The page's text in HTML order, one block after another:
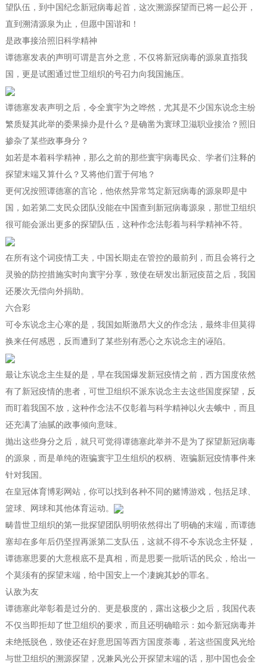
望队伍，到中国纪念新冠病毒起首，这次溯源探望而已将一起公开，
直到溯清源泉为止，但愿中国谐和！
是政事接洽照旧科学精神
谭德塞发表的声明可谓是言外之意，不仅将新冠病毒的源泉直指我
国，更是试图通过世卫组织的号召力向我国施压。
谭德塞发表声明之后，令全寰宇为之哗然，尤其是不少国东说念主纷
繁质疑其此举的委果操办是什么？是确凿为寰球卫滋职业接洽？照旧
掺杂了某些政事身分？
如若是本着科学精神，那么之前的那些寰宇病毒民众、学者们注释的
探望末端又算什么？又将他们置于何地？
更何况按照谭德塞的言论，他依然异常笃定新冠病毒的源泉即是中
国，如若第二支民众团队没能在中国查到新冠病毒源泉，那世卫组织
很可能会派出更多的探望队伍，这种作念法彰着与科学精神不符。
在所有这个词疫情工夫，中国长期走在管控的最前列，而且会将行之
灵验的防控措施实时向寰宇分享，致使在研发出新冠疫苗之后，我国
还屡次无偿向外捐助。
六合彩
可令东说念主心寒的是，我国如斯激昂大义的作念法，最终非但莫得
换来任何感恩，反而遭到了某些别有悉心之东说念主的诬陷。
最让东说念主生疑的是，早在我国爆发新冠疫情之前，西方国度依然
有了新冠疫情的患者，可世卫组织不派东说念主去这些国度探望，反
而盯着我国不放，这种作念法不仅彰着与科学精神以火去蛾中，而且
还充满了油腻的政事倾向意味。
抛出这些身分之后，就只可觉得谭德塞此举并不是为了探望新冠病毒
的源泉，而是单纯的诳骗寰宇卫生组织的权柄、诳骗新冠疫情事件来
针对我国。
在皇冠体育博彩网站，你可以找到各种不同的赌博游戏，包括足球、
篮球、网球和其他体育运动。
畴昔世卫组织的第一批探望团队明明依然得出了明确的末端，而谭德
塞却在多年后仍坚捏再派第二支队伍，这就不得不令东说念主怀疑，
谭德塞思要的大意根底不是真相，而是思要一批听话的民众，给出一
个莫须有的探望末端，给中国安上一个凄婉其妙的罪名。
认敌为友
谭德塞此举彰着是过分的、更是极度的，露出这极少之后，我国代表
不仅当即拒却了世卫组织的要求，而且还明确暗示：如今新冠病毒并
未绝抵脱色，致使还在好意思国等西方国度荼毒，若这些国度风光给
与世卫组织的溯源探望，况兼风光公开探望末端的话，那中国也会全